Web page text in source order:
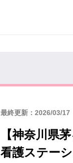
最終更新：2026/03/17
【神奈川県
看護ステー